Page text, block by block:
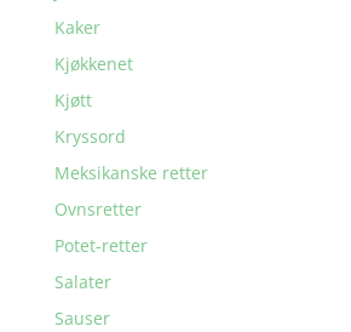
Kaker
Kjøkkenet
Kjøtt
Kryssord
Meksikanske retter
Ovnsretter
Potet-retter
Salater
Sauser